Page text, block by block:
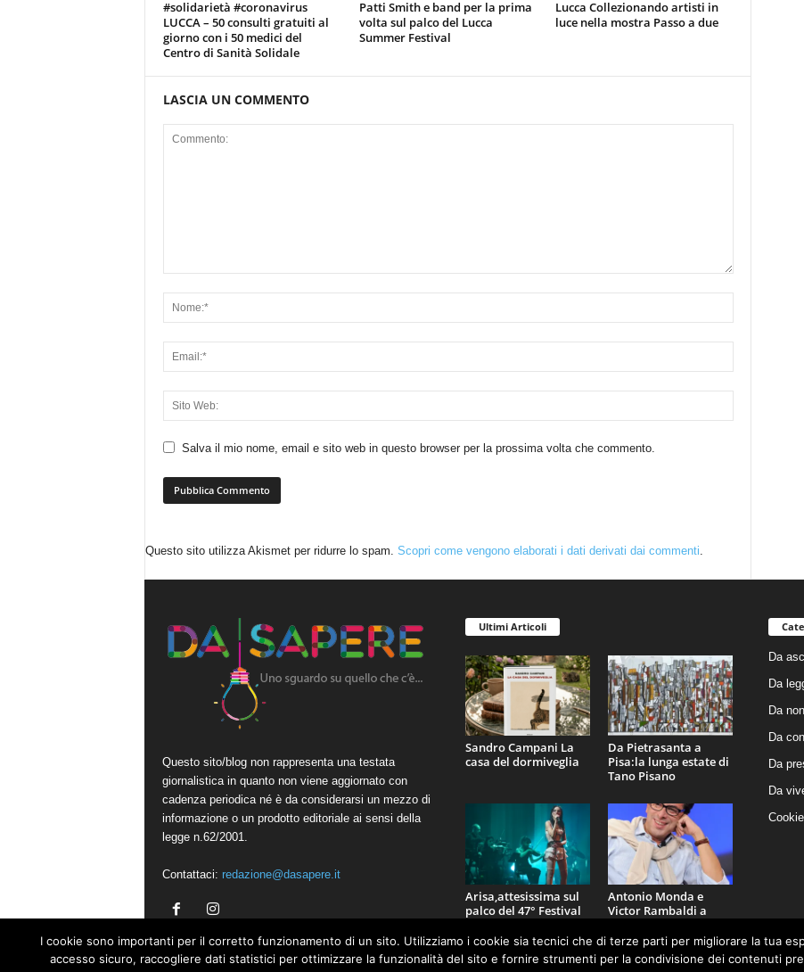
#solidarietà #coronavirus
LUCCA – 50 consulti gratuiti al
giorno con i 50 medici del
Centro di Sanità Solidale
Patti Smith e band per la prima
volta sul palco del Lucca
Summer Festival
Lucca Collezionando artisti in
luce nella mostra Passo a due
LASCIA UN COMMENTO
Salva il mio nome, email e sito web in questo browser per la prossima volta che commento.
Questo sito utilizza Akismet per ridurre lo spam. Scopri come vengono elaborati i dati derivati dai commenti.
Questo sito/blog non rappresenta una testata
giornalistica in quanto non viene aggiornato con
cadenza periodica né è da considerarsi un mezzo di
informazione o un prodotto editoriale ai sensi della
legge n.62/2001.
Contattaci: redazione@dasapere.it
Ultimi Articoli
Sandro Campani La
casa del dormiveglia
Da Pietrasanta a
Pisa:la lunga estate di
Tano Pisano
Arisa,attesissima sul
palco del 47° Festival
Antonio Monda e
Victor Rambaldi a
Da
Da
Da
Da
Da
Da
I cookie sono importanti per il corretto funzionamento di un sito. Utilizziamo i cookie sia tecnici che di terze parti per migliorare la tua
accesso sicuro, raccogliere dati statistici per ottimizzare la funzionalità del sito e fornire strumenti per la condivisione dei contenuti